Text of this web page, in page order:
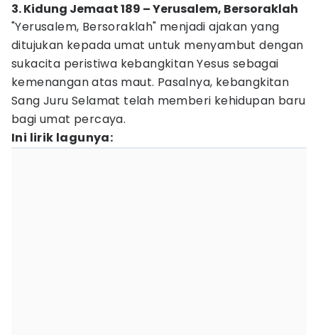
3. Kidung Jemaat 189 – Yerusalem, Bersoraklah
"Yerusalem, Bersoraklah" menjadi ajakan yang
ditujukan kepada umat untuk menyambut dengan
sukacita peristiwa kebangkitan Yesus sebagai
kemenangan atas maut. Pasalnya, kebangkitan
Sang Juru Selamat telah memberi kehidupan baru
bagi umat percaya.
Ini lirik lagunya: